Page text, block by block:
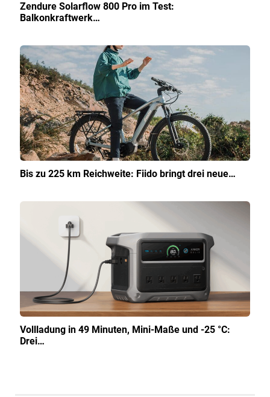
Zendure Solarflow 800 Pro im Test:
Balkonkraftwerk…
Bis zu 225 km Reichweite: Fiido bringt drei neue…
Vollladung in 49 Minuten, Mini-Maße und -25 °C:
Drei…